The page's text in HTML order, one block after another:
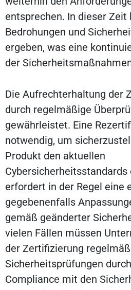
entsprechen. In dieser Zeit
Bedrohungen und
ergeben, was eine
der
Die Aufrechterhaltung der
durch regelmäßige
gewährleistet. Eine
notwendig, um
Produkt den aktuellen
erfordert in der Regel eine
gegebenenfalls
gemäß geänderter
vielen Fällen müssen
der Zertifizierung
Sicherheitsprüfungen
Compliance mit den